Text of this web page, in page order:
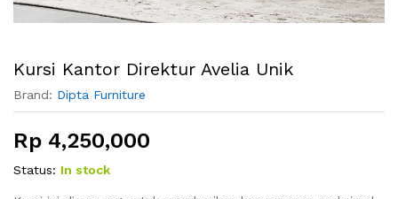
Kursi Kantor Direktur Avelia Unik
Brand: Dipta Furniture
Rp 4,250,000
Status: In stock